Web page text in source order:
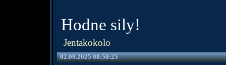
Hodne sily!
Jentakokolo
02.09.2025 08:50:25